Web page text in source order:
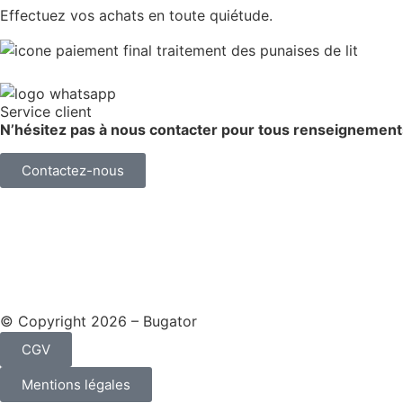
Effectuez vos achats en toute quiétude.
Service client
N’hésitez pas à nous contacter pour tous
Contactez-nous
© Copyright 2026 – Bugator
CGV
Mentions légales